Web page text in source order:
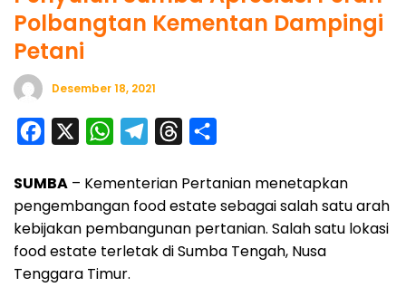
Polbangtan Kementan Dampingi
Petani
Desember 18, 2021
c
e
b
o
W
a
t
s
A
l
e
g
r
e
a
a
r
e
SUMBA – Kementerian Pertanian menetapkan
pengembangan food estate sebagai salah satu arah
kebijakan pembangunan pertanian. Salah satu lokasi
food estate terletak di Sumba Tengah, Nusa
Tenggara Timur.